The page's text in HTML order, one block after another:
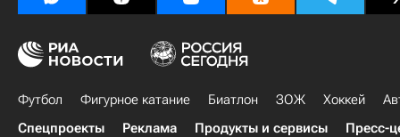
Футбол Фигурное катание Биатлон ЗОЖ Хоккей
Спецпроекты
Реклама Продукты и сервисы Пресс-